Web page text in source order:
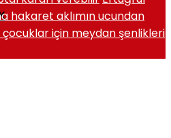
hakaret aklımın ucundan
çocuklar için meydan şenlikleri